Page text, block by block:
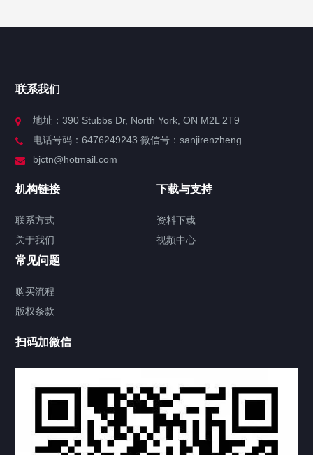
服务分类
签署类文件海牙认证程序费用
视频中心
热门标签 TAG
机构链接
联系我们
地址：390 Stubbs Dr, North York, ON M2L 2T9
电话号码：6476249243 微信号：sanjirenzheng
bjctn@hotmail.com
机构链接
联系方式
关于我们
下载与支持
资料下载
视频中心
常见问题
购买流程
版权条款
扫码加微信